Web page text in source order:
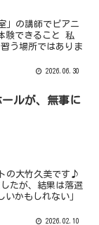
」の講師でピアニ
験できること 私
う場所ではありま
2026.06.30
ルが、無事に
の大竹久美です♪
たが、結果は落選
かもしれない」
2026.02.10